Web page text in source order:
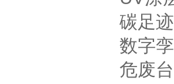
碳足
数字
危废